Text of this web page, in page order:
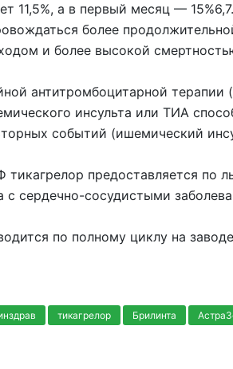
11,5%, а в первый месяц —
более
и более высокой
антитромбоцитарной терапии
инсульта или ТИА
событий (ишемический
предоставляется по
с сердечно-сосудистыми
по полному циклу на
тикагрелор Брилинта